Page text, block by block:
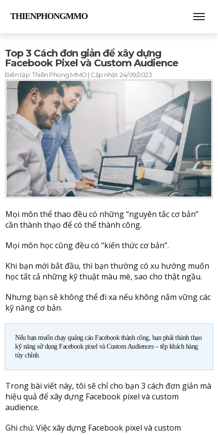
THIENPHONGMMO
Top 3 Cách đơn giản để xây dựng
Facebook Pixel và Custom Audience
Biên tập:Thiên Phong MMO | Cập nhật:24/09/2023
Mọi môn thể thao đều có những “nguyên tắc cơ bản”
cần thành thạo để có thể thành công.
Mọi môn học cũng đều có “kiến thức cơ bản”.
Khi bạn mới bắt đầu, thì bạn thường có xu hướng muốn
học tất cả những kỹ thuật màu mè, sao cho thật ngầu.
Nhưng bạn sẽ không thể đi xa nếu không nắm vững các
kỹ năng cơ bản.
Nếu bạn muốn chạy quảng cáo Facebook thành công, bạn phải thành thạo
kỹ năng sử dụng Facebook pixel và Custom Audiences – tệp khách hàng
tùy chỉnh.
Trong bài viết này, tôi sẽ chỉ cho bạn 3 cách đơn giản mà
hiệu quả để xây dựng Facebook pixel và custom
audience.
Ghi chú: Việc xây dựng Facebook pixel và custom